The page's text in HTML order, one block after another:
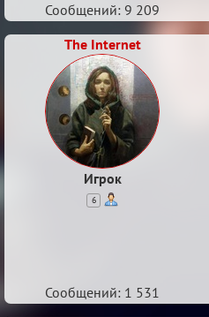
Сообщений: 9 209
The Internet
Игрок
6
Сообщений: 1 531